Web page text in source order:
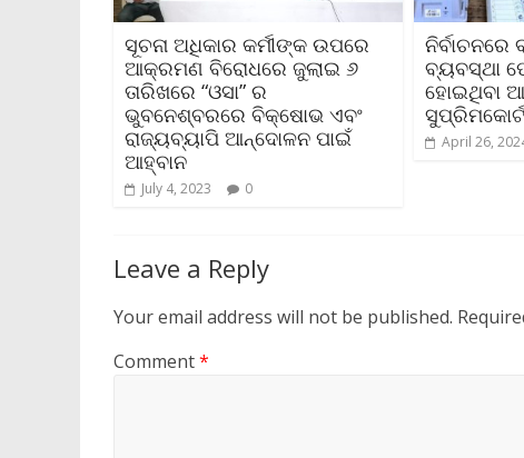
ସୂଚନା ଅଧିକାର କର୍ମୀଙ୍କ ଉପରେ
ଆକ୍ରମଣ ବିରୋଧରେ ଜୁଲାଇ ୬
ତାରିଖରେ “ଓସା” ର
ଭୁବନେଶ୍ବରରେ ବିକ୍ଷୋଭ ଏବଂ
ରାଜ୍ୟବ୍ୟାପି ଆନ୍ଦୋଳନ ପାଇଁ
ଆହ୍ବାନ
July 4, 2023 0
ନିର୍ବାଚନରେ
ବ୍ୟବସ୍ଥା
ହୋଇଥିବା
ସୁପ୍ରିମକୋର୍ଟ
April 26,
Leave a Reply
Your email address will not be published.
Comment*